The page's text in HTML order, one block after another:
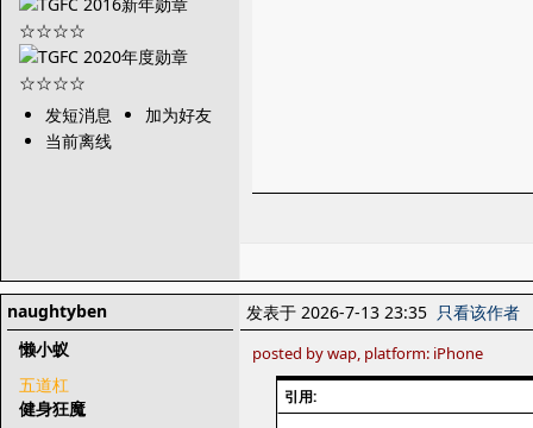
发短消息
加为好友
当前离线
naughtyben
懒小蚁
五道杠
健身狂魔
发表于 2026-7-13 23:35 只看该作者
posted by wap, platform: iPhone
引用: